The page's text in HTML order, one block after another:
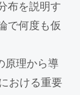
布を説明す
で何度も仮
原理から導
おける重要